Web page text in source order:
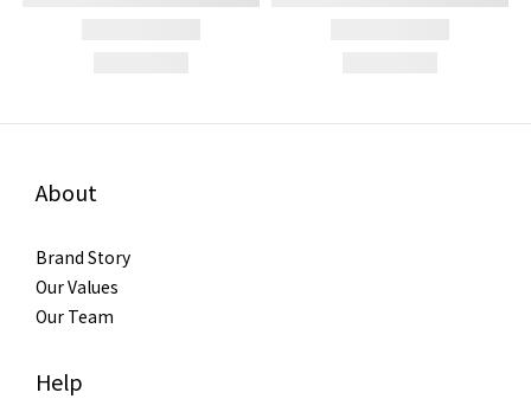
About
Brand Story
Our Values
Our Team
Help